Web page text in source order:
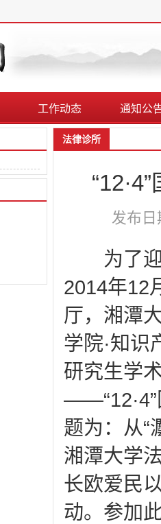
工作动态 通知公
法律诊所
发布日
为了迎
2014年12
厅，湘潭
学院·知识
研究生学
——“12·4”
题为：从“
湘潭大学
长欧爱民
动。参加